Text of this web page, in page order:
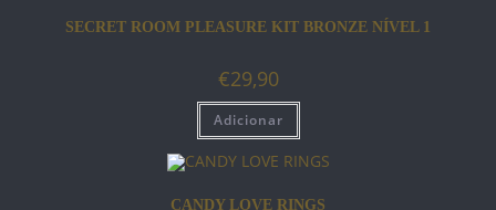
SECRET ROOM PLEASURE KIT BRONZE NÍVEL 1
€29,90
Adicionar
CANDY LOVE RINGS